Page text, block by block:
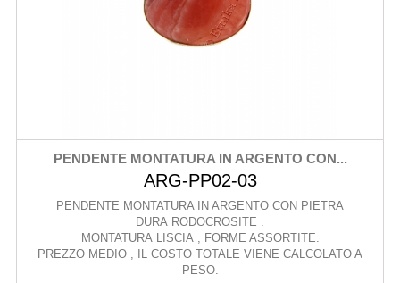
PENDENTE MONTATURA IN ARGENTO CON...
ARG-PP02-03
PENDENTE MONTATURA IN ARGENTO CON PIETRA
DURA RODOCROSITE .
MONTATURA LISCIA , FORME ASSORTITE.
PREZZO MEDIO , IL COSTO TOTALE VIENE CALCOLATO A
PESO.